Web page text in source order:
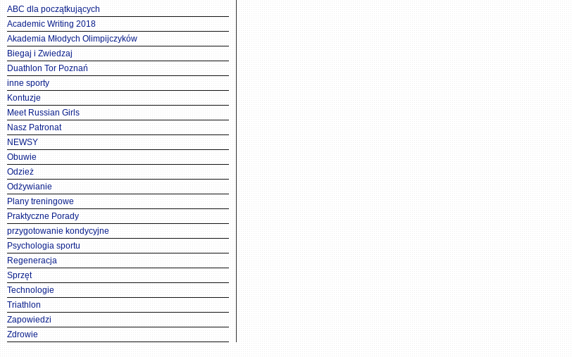
ABC dla początkujących
Academic Writing 2018
Akademia Młodych Olimpijczyków
Biegaj i Zwiedzaj
Duathlon Tor Poznań
inne sporty
Kontuzje
Meet Russian Girls
Nasz Patronat
NEWSY
Obuwie
Odzież
Odżywianie
Plany treningowe
Praktyczne Porady
przygotowanie kondycyjne
Psychologia sportu
Regeneracja
Sprzęt
Technologie
Triathlon
Zapowiedzi
Zdrowie